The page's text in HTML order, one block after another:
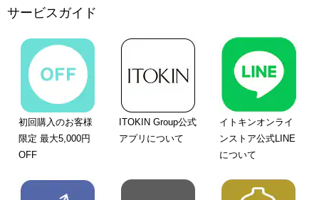
サービスガイド
初回購入のお客様
限定 最大5,000円
OFF
ITOKIN Group公式
アプリについて
イトキンオンライ
ンストア公式LINE
について